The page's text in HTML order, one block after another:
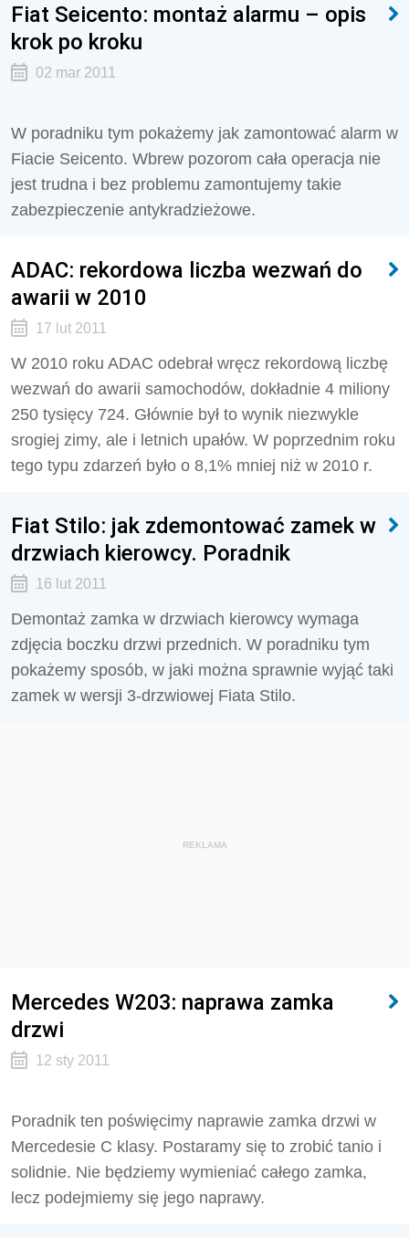
Fiat Seicento: montaż alarmu – opis
krok po kroku
02 mar 2011
W poradniku tym pokażemy jak zamontować alarm w
Fiacie Seicento. Wbrew pozorom cała operacja nie
jest trudna i bez problemu zamontujemy takie
zabezpieczenie antykradzieżowe.
ADAC: rekordowa liczba wezwań do
awarii w 2010
17 lut 2011
W 2010 roku ADAC odebrał wręcz rekordową liczbę
wezwań do awarii samochodów, dokładnie 4 miliony
250 tysięcy 724. Głównie był to wynik niezwykle
srogiej zimy, ale i letnich upałów. W poprzednim roku
tego typu zdarzeń było o 8,1% mniej niż w 2010 r.
Fiat Stilo: jak zdemontować zamek w
drzwiach kierowcy. Poradnik
16 lut 2011
Demontaż zamka w drzwiach kierowcy wymaga
zdjęcia boczku drzwi przednich. W poradniku tym
pokażemy sposób, w jaki można sprawnie wyjąć taki
zamek w wersji 3-drzwiowej Fiata Stilo.
REKLAMA
Mercedes W203: naprawa zamka
drzwi
12 sty 2011
Poradnik ten poświęcimy naprawie zamka drzwi w
Mercedesie C klasy. Postaramy się to zrobić tanio i
solidnie. Nie będziemy wymieniać całego zamka,
lecz podejmiemy się jego naprawy.